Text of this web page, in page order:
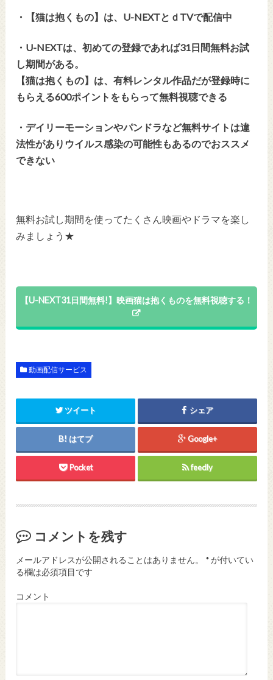
・【猫は抱くもの】は、U-NEXTとｄTVで配信中
・U-NEXTは、初めての登録であれば31日間無料お試
し期間がある。
【猫は抱くもの】は、有料レンタル作品だが登録時に
もらえる600ポイントをもらって無料視聴できる
・デイリーモーションやパンドラなど無料サイトは違
法性がありウイルス感染の可能性もあるのでおススメ
できない
無料お試し期間を使ってたくさん映画やドラマを楽し
みましょう★
【U-NEXT31日間無料!】映画猫は抱くものを無料視聴する！
動画配信サービス
ツイート シェア
はてブ Google+
Pocket feedly
コメントを残す
メールアドレスが公開されることはありません。 *が付いてい
る欄は必須項目です
コメント